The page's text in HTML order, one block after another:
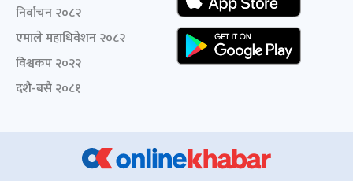
निर्वाचन २०८२
एमाले महाधिवेशन २०८२
विश्वकप २०२२
दशैं-बसैं २०८१